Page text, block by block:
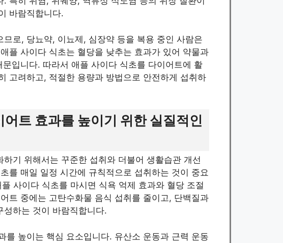
바람직합니다.
로, 당뇨약, 이뇨제, 심장약 등을 복용 중인 사람은
플 사이다 식초는 혈당을 낮추는 효과가 있어 약물과
입니다. 따라서 애플 사이다 식초를 다이어트에 활
고려하고, 적절한 용량과 방법으로 안전하게 섭취하
트 효과를 높이기 위한 실질적인
기 위해서는 꾸준한 섭취와 더불어 생활습관 개선
를 매일 일정 시간에 규칙적으로 섭취하는 것이 중요
사이다 식초를 마시면 식욕 억제 효과와 혈당 조절
트 중에는 고탄수화물 음식 섭취를 줄이고, 단백질과
하는 것이 바람직합니다.
를 높이는 핵심 요소입니다. 유산소 운동과 근력 운동